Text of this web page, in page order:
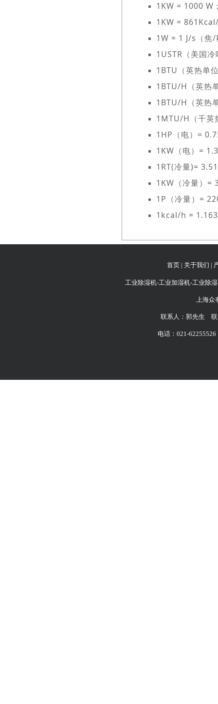
1KW = 1000 W
1KW =
1W = 1 J/s（焦/
1USTR（美国
1BTU（英热单
1BTU/H（英热
1BTU/H（英热
1MTU/H（千英
1HP（电）=
1KW（电）=
1RT(冷量)=
1KW（冷量）=
1P（冷量）=
1kcal/h =
首页 | 关于我们 |
工业除湿机-工业加湿机-工业除
上海众
联系人：郭先生 联
电话：021-